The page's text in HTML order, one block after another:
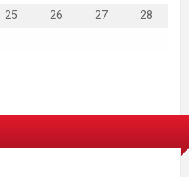
25 26 27
28